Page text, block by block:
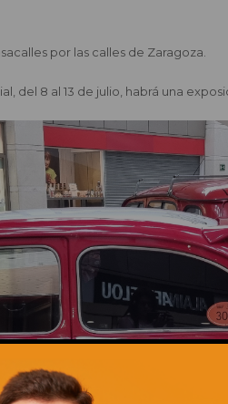
por las calles de Zaragoza.
del 8 al 13 de julio, habrá una